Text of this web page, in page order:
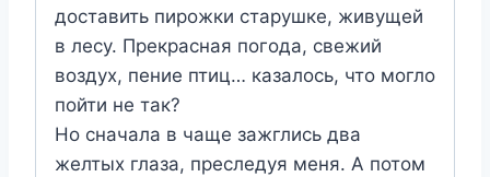
доставить пирожки старушке, живущей
в лесу. Прекрасная погода, свежий
воздух, пение птиц… казалось, что могло
пойти не так?
Но сначала в чаще зажглись два
желтых глаза, преследуя меня. А потом